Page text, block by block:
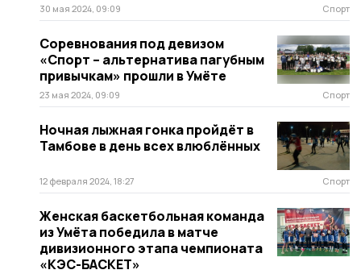
30 мая 2024, 09:09 Спорт
Соревнования под девизом
«Спорт – альтернатива пагубным
привычкам» прошли в Умёте
23 мая 2024, 09:09 Спорт
Ночная лыжная гонка пройдёт в
Тамбове в день всех влюблённых
12 февраля 2024, 18:27 Спорт
Женская баскетбольная команда
из Умёта победила в матче
дивизионного этапа чемпионата
«КЭС-БАСКЕТ»